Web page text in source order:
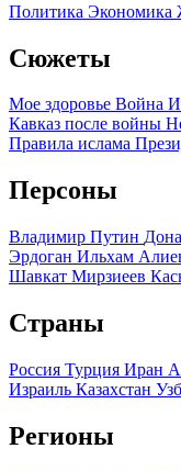
Политика Экономика
Сюжеты
Мое здоровье Война
Кавказ после войны
Правила ислама
Персоны
Владимир Путин
Эрдоган Ильхам
Шавкат Мирзиеев
Страны
Россия Турция Иран
Израиль Казахстан
Регионы